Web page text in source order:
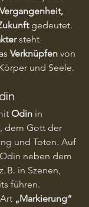
Vergangenheit,
gedeutet.
steht
Verknüpfen von
und Seele.
Odin in
dem Gott der
und Toten. Auf
neben dem
B. in Szenen,
führen.
„Markierung“